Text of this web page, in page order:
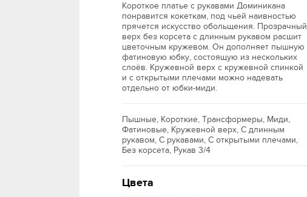
Короткое платье с рукавами Доминикана
понравится кокеткам, под чьей наивностью
прячется искусство обольщения. Прозрачный
верх без корсета с длинным рукавом расшит
цветочным кружевом. Он дополняет пышную
фатиновую юбку, состоящую из нескольких
слоёв. Кружевной верх с кружевной спинкой
и с открытыми плечами можно надевать
отдельно от юбки-миди.
Пышные, Короткие, Трансформеры, Миди,
Фатиновые, Кружевной верх, С длинным
рукавом, С рукавами, С открытыми плечами,
Без корсета, Рукав 3/4
Цвета